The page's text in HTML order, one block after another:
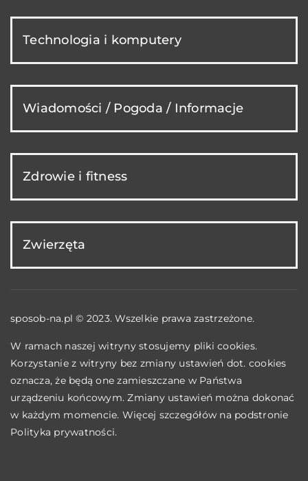
Technologia i komputery
Wiadomości / Pogoda / Informacje
Zdrowie i fitness
Zwierzęta
sposob-na.pl © 2023. Wszelkie prawa zastrzeżone.
W ramach naszej witryny stosujemy pliki cookies.
Korzystanie z witryny bez zmiany ustawień dot. cookies
oznacza, że będą one zamieszczane w Państwa
urządzeniu końcowym. Zmiany ustawień można dokonać
w każdym momencie. Więcej szczegółów na podstronie
Polityka prywatności.